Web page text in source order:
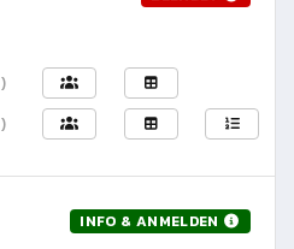
INFO & ANMELDEN